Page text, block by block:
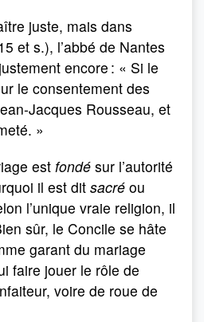
juste, mais dans
et s.), l’abbé de Nantes
encore : « Si le
le consentement des
Jacques Rousseau, et
»
est fondé sur l’autorité
il est dit sacré ou
l’unique vraie religion, il
sûr, le Concile se hâte
garant du mariage
faire jouer le rôle de
voire de roue de